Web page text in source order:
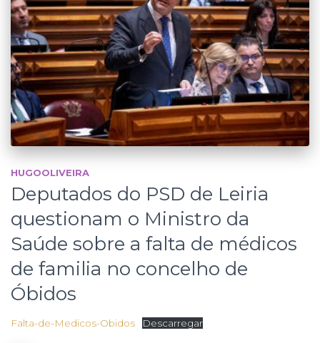
HUGOOLIVEIRA
Deputados do PSD de Leiria
questionam o Ministro da
Saúde sobre a falta de médicos
de familia no concelho de
Óbidos
Falta-de-Medicos-Obidos Descarregar